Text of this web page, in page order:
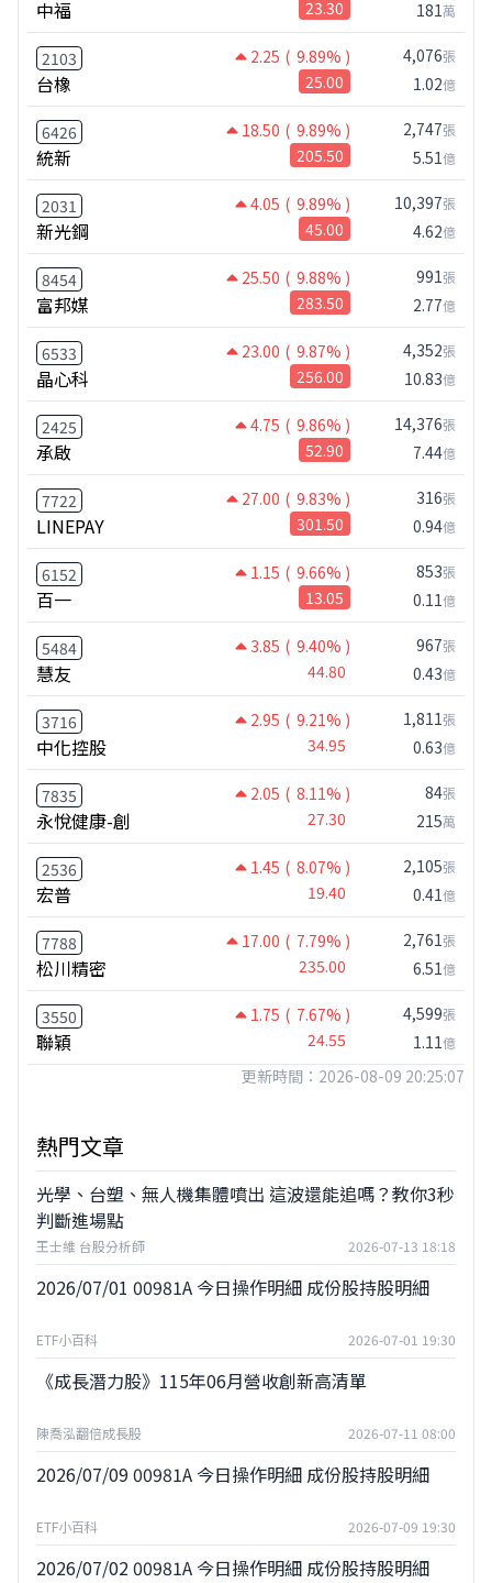
中福 23.30 181萬
2103 2.25 ( 9.89% )
台橡 25.00
4,076張
1.02億
6426 18.50 ( 9.89% )
統新 205.50
2,747張
5.51億
2031 4.05 ( 9.89% )
新光鋼 45.00
10,397張
4.62億
8454 25.50 ( 9.88% )
富邦媒 283.50
991張
2.77億
6533 23.00 ( 9.87% )
晶心科 256.00
4,352張
10.83億
2425 4.75 ( 9.86% )
承啟 52.90
14,376張
7.44億
7722 27.00 ( 9.83% )
LINEPAY 301.50
316張
0.94億
6152 1.15 ( 9.66% )
百一 13.05
853張
0.11億
5484 3.85 ( 9.40% )
慧友 44.80
967張
0.43億
3716 2.95 ( 9.21% )
中化控股 34.95
1,811張
0.63億
7835 2.05 ( 8.11% )
永悅健康-創 27.30
84張
215萬
2536 1.45 ( 8.07% )
宏普 19.40
2,105張
0.41億
7788 17.00 ( 7.79% )
松川精密 235.00
2,761張
6.51億
3550 1.75 ( 7.67% )
聯穎 24.55
4,599張
1.11億
更新時間：2026-08-09 20:25:07
熱門文章
光學、台塑、無人機集體噴出 這波還能追嗎？教你3秒
判斷進場點
王士維 台股分析師 2026-07-13 18:18
2026/07/01 00981A 今日操作明細 成份股持股明細
ETF小百科 2026-07-01 19:30
《成長潛力股》115年06月營收創新高清單
陳喬泓翻倍成長股 2026-07-11 08:00
2026/07/09 00981A 今日操作明細 成份股持股明細
ETF小百科 2026-07-09 19:30
2026/07/02 00981A 今日操作明細 成份股持股明細